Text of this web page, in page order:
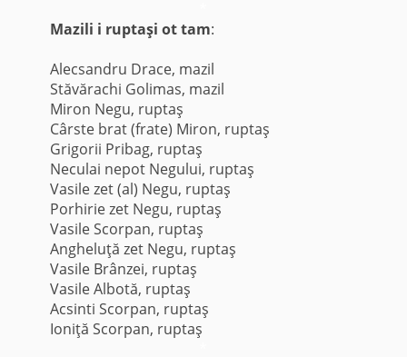
Mazili i ruptaşi ot tam:
Alecsandru Drace, mazil
Stăvărachi Golimas, mazil
Miron Negu, ruptaş
Cârste brat (frate) Miron, ruptaş
Grigorii Pribag, ruptaş
Neculai nepot Negului, ruptaş
Vasile zet (al) Negu, ruptaş
Porhirie zet Negu, ruptaş
Vasile Scorpan, ruptaş
Angheluţă zet Negu, ruptaş
Vasile Brânzei, ruptaş
Vasile Albotă, ruptaş
Acsinti Scorpan, ruptaş
Ioniţă Scorpan, ruptaş